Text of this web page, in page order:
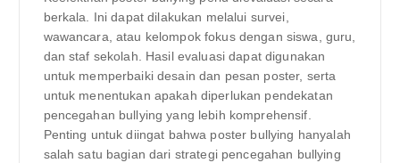
berkala. Ini dapat dilakukan melalui survei,
wawancara, atau kelompok fokus dengan siswa, guru,
dan staf sekolah. Hasil evaluasi dapat digunakan
untuk memperbaiki desain dan pesan poster, serta
untuk menentukan apakah diperlukan pendekatan
pencegahan bullying yang lebih komprehensif.
Penting untuk diingat bahwa poster bullying hanyalah
salah satu bagian dari strategi pencegahan bullying